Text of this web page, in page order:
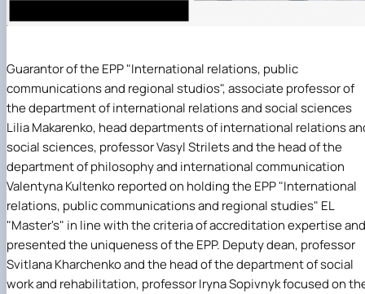
Guarantor of the EPP "International relations, public
communications and regional studios", associate professor of
the department of international relations and social sciences
Lilia Makarenko, headdepartments of international relations
social sciences, professorVasyl Striletsand the head of the
department of philosophy and international communication
Valentyna Kultenkoreported on holding the EPP "International
relations, public communications and regional studies" EL
"Master's" in line with the criteria of accreditation expertise and
presented the uniqueness of the EPP. Deputy dean, professor
Svitlana Kharchenkoand the head of thedepartment of social
work and rehabilitation, professorIryna Sopivnykfocused on